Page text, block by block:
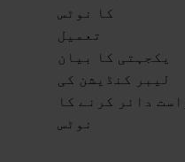
کا نوٹس
تعمیل
کا بیان
کنڈیشن کی
کرنے کا